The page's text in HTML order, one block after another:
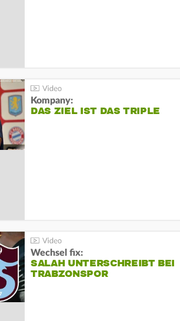
Kompany:
DAS ZIEL IST DAS TRIPLE
Wechsel fix:
SALAH UNTERSCHREIBT BEI
TRABZONSPOR